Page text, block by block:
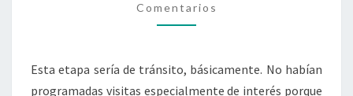
–
ETAPA
Comentarios
Esta etapa sería de tránsito, básicamente. No habían
programadas visitas especialmente de interés porque